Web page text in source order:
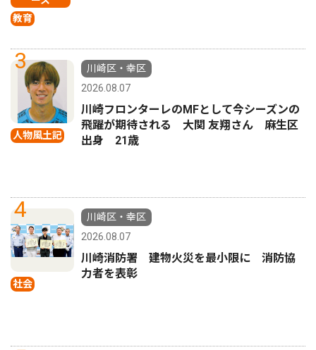
教育
3
人物風土記
川崎区・幸区
2026.08.07
川崎フロンターレのMFとして今シーズンの
飛躍が期待される 大関 友翔さん 麻生区
出身 21歳
4
社会
川崎区・幸区
2026.08.07
川崎消防署 建物火災を最小限に 消防協
力者を表彰